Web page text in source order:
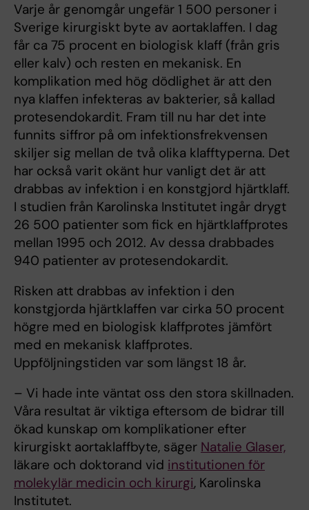
Varje år genomgår ungefär 1 500 personer i
Sverige kirurgiskt byte av aortaklaffen. I dag
får ca 75 procent en biologisk klaff (från gris
eller kalv) och resten en mekanisk. En
komplikation med hög dödlighet är att den
nya klaffen infekteras av bakterier, så kallad
protesendokardit. Fram till nu har det inte
funnits siffror på om infektionsfrekvensen
skiljer sig mellan de två olika klafftyperna. Det
har också varit okänt hur vanligt det är att
drabbas av infektion i en konstgjord hjärtklaff.
I studien från Karolinska Institutet ingår drygt
26 500 patienter som fick en hjärtklaffprotes
mellan 1995 och 2012. Av dessa drabbades
940 patienter av protesendokardit.
Risken att drabbas av infektion i den
konstgjorda hjärtklaffen var cirka 50 procent
högre med en biologisk klaffprotes jämfört
med en mekanisk klaffprotes.
Uppföljningstiden var som längst 18 år.
– Vi hade inte väntat oss den stora skillnaden.
Våra resultat är viktiga eftersom de bidrar till
ökad kunskap om komplikationer efter
kirurgiskt aortaklaffbyte, säger Natalie Glaser,
läkare och doktorand vid institutionen för
molekylär medicin och kirurgi, Karolinska
Institutet.